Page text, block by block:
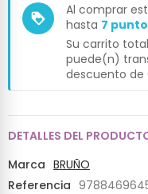
loyalty
Al comprar
hasta 7
Su carrito
puede(n)
descuento de
DETALLES DEL
Marca BRUÑO
Referencia